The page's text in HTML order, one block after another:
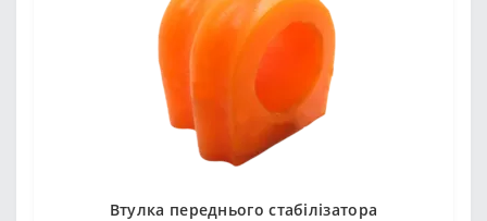
Втулка переднього стабілізатора